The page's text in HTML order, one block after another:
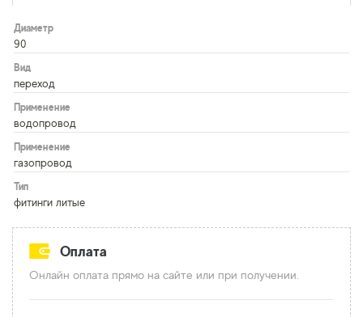
Диаметр
90
Вид
переход
Применение
водопровод
Применение
газопровод
Тип
фитинги литые
Оплата
Онлайн оплата прямо на сайте или при получении.